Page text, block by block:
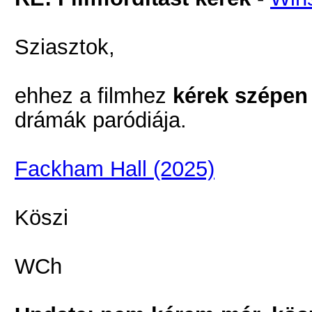
Sziasztok,
ehhez a filmhez kérek szépen
drámák paródiája.
Fackham Hall (2025)
Köszi
WCh